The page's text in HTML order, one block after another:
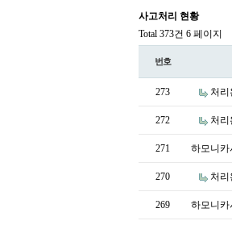
사고처리 현황
Total 373건 6 페이지
번호
273 처
272 처
271 하모니카
270 처
269 하모니카